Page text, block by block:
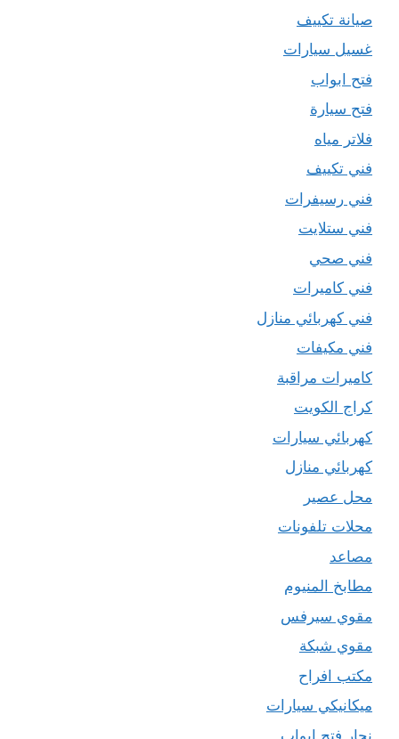
صيانة تكييف
غسيل سيارات
فتح ابواب
فتح سيارة
فلاتر مياه
فني تكييف
فني رسيفرات
فني ستلايت
فني صحي
فني كاميرات
فني كهربائي منازل
فني مكيفات
كاميرات مراقبة
كراج الكويت
كهربائي سيارات
كهربائي منازل
محل عصير
محلات تلفونات
مصاعد
مطابخ المنيوم
مقوي سيرفس
مقوي شبكة
مكتب افراح
ميكانيكي سيارات
نجار فتح ابواب